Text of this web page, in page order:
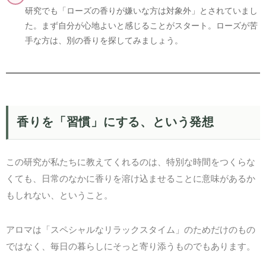
研究でも「ローズの香りが嫌いな方は対象外」とされていまし
た。まず自分が心地よいと感じることがスタート。ローズが苦
手な方は、別の香りを探してみましょう。
香りを「習慣」にする、という発想
この研究が私たちに教えてくれるのは、特別な時間をつくらな
くても、日常のなかに香りを溶け込ませることに意味があるか
もしれない、ということ。
アロマは「スペシャルなリラックスタイム」のためだけのもの
ではなく、毎日の暮らしにそっと寄り添うものでもあります。